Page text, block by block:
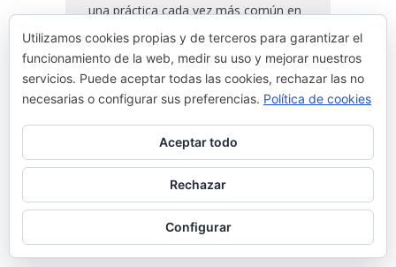
una práctica cada vez más común en
Euskal Herria.
READ MORE
Utilizamos cookies propias y de terceros para garantizar el
funcionamiento de la web, medir su uso y mejorar nuestros
servicios. Puede aceptar todas las cookies, rechazar las no
necesarias o configurar sus preferencias. Política de cookies
Aceptar todo
Rechazar
Configurar